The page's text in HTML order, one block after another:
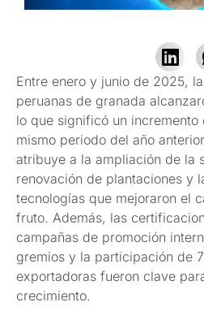
Entre enero y junio de 2025,
peruanas de granada
lo que significó un
mismo periodo del año
atribuye a la ampliación de la
renovación de plantaciones y
tecnologías que mejoraron el
fruto. Además, las
campañas de promoción
gremios y la participación de
exportadoras fueron clave
crecimiento.